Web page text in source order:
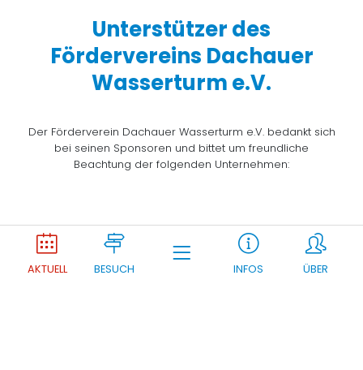
Unterstützer des
Fördervereins Dachauer
Wasserturm e.V.
Der Förderverein Dachauer Wasserturm e.V. bedankt sich
bei seinen Sponsoren und bittet um freundliche
Beachtung der folgenden Unternehmen:
Joomla Gallery makes it better. Balbooa.com
AKTUELL BESUCH INFOS ÜBER